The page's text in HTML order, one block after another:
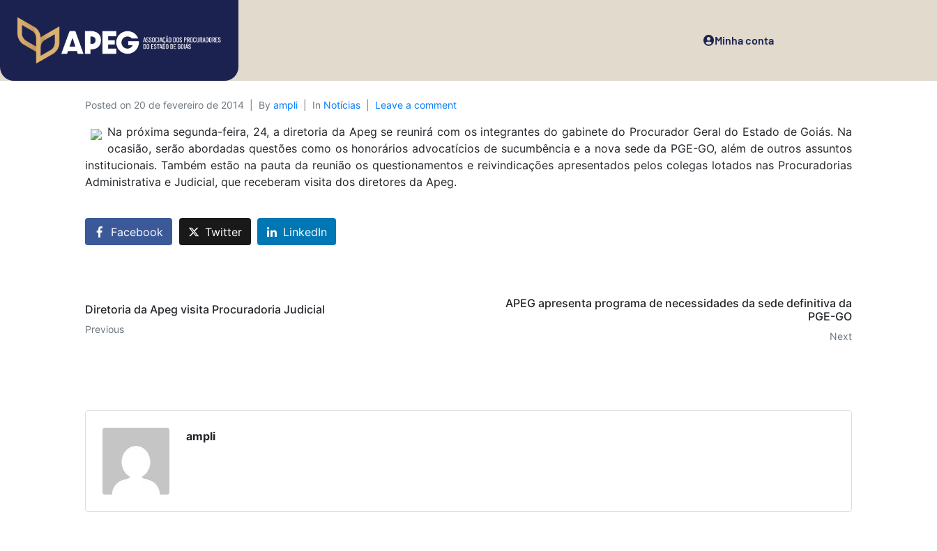
Minha conta
Posted on 20 de fevereiro de 2014 By ampli In Notícias Leave a comment
Na próxima segunda-feira, 24, a diretoria da Apeg se reunirá com os integrantes do gabinete do Procurador Geral do Estado de Goiás. Na
ocasião, serão abordadas questões como os honorários advocatícios de sucumbência e a nova sede da PGE-GO, além de outros assuntos
institucionais. Também estão na pauta da reunião os questionamentos e reivindicações apresentados pelos colegas lotados nas Procuradorias
Administrativa e Judicial, que receberam visita dos diretores da Apeg.
Facebook Twitter LinkedIn
Diretoria da Apeg visita Procuradoria Judicial
Previous
APEG apresenta programa de necessidades da sede definitiva da
PGE-GO
Next
ampli